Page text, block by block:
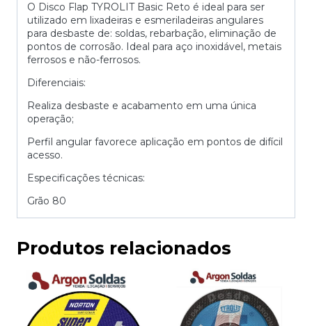
O Disco Flap TYROLIT Basic Reto é ideal para ser
utilizado em lixadeiras e esmeriladeiras angulares
para desbaste de: soldas, rebarbação, eliminação de
pontos de corrosão. Ideal para aço inoxidável, metais
ferrosos e não-ferrosos.
Diferenciais:
Realiza desbaste e acabamento em uma única
operação;
Perfil angular favorece aplicação em pontos de difícil
acesso.
Especificações técnicas:
Grão 80
Produtos relacionados